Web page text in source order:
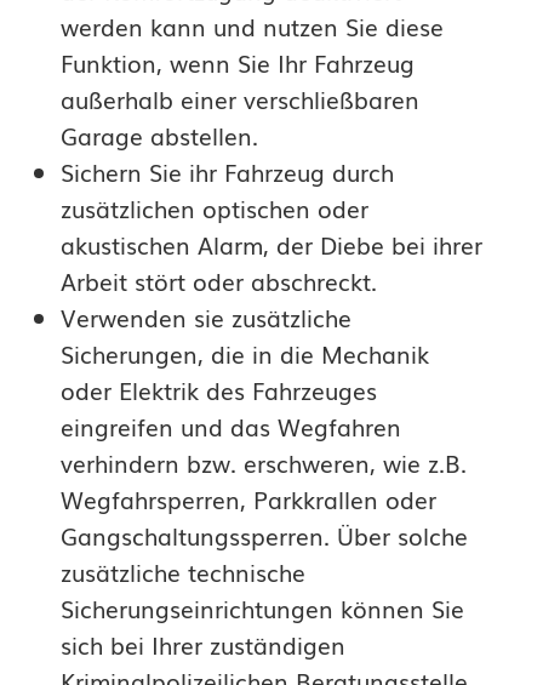
werden kann und nutzen Sie diese
Funktion, wenn Sie Ihr Fahrzeug
außerhalb einer verschließbaren
Garage abstellen.
Sichern Sie ihr Fahrzeug durch
zusätzlichen optischen oder
akustischen Alarm, der Diebe bei ihrer
Arbeit stört oder abschreckt.
Verwenden sie zusätzliche
Sicherungen, die in die Mechanik
oder Elektrik des Fahrzeuges
eingreifen und das Wegfahren
verhindern bzw. erschweren, wie z.B.
Wegfahrsperren, Parkkrallen oder
Gangschaltungssperren. Über solche
zusätzliche technische
Sicherungseinrichtungen können Sie
sich bei Ihrer zuständigen